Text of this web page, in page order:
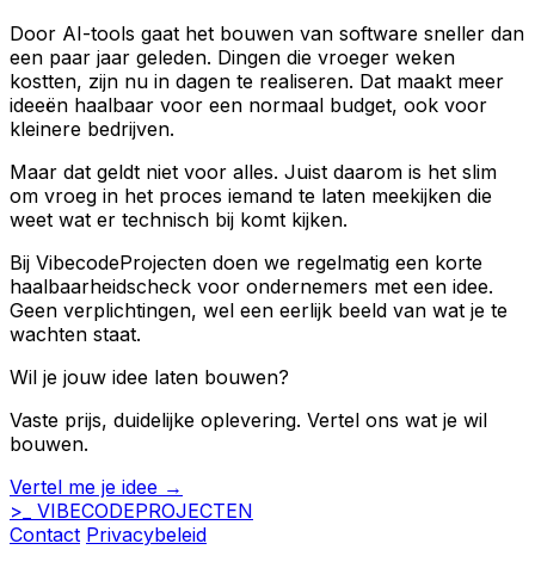
Door AI-tools gaat het bouwen van software sneller dan
een paar jaar geleden. Dingen die vroeger weken
kostten, zijn nu in dagen te realiseren. Dat maakt meer
ideeën haalbaar voor een normaal budget, ook voor
kleinere bedrijven.
Maar dat geldt niet voor alles. Juist daarom is het slim
om vroeg in het proces iemand te laten meekijken die
weet wat er technisch bij komt kijken.
Bij VibecodeProjecten doen we regelmatig een korte
haalbaarheidscheck voor ondernemers met een idee.
Geen verplichtingen, wel een eerlijk beeld van wat je te
wachten staat.
Wil je jouw idee laten bouwen?
Vaste prijs, duidelijke oplevering. Vertel ons wat je wil
bouwen.
Vertel me je idee →
>_
VIBECODEPROJECTEN
Contact Privacybeleid